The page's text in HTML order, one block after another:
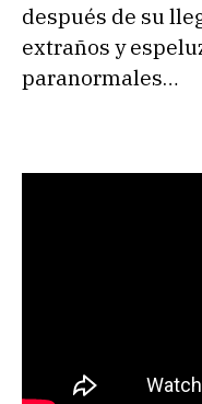
después de su
extraños y
paranormales…